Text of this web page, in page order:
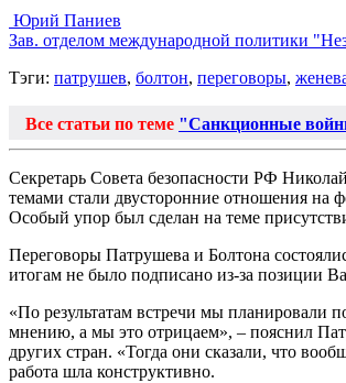
Юрий Паниев
Зав. отделом международной политики
Тэги: патрушев, болтон, переговоры,
Все статьи по теме "Санкционные
Секретарь Совета безопасности РФ
темами стали двусторонние отношения на
Особый упор был сделан на теме
Переговоры Патрушева и Болтона
итогам не было подписано из-за позиции
«По результатам встречи мы планировали
мнению, а мы это отрицаем», – пояснил
других стран. «Тогда они сказали, что
работа шла конструктивно.